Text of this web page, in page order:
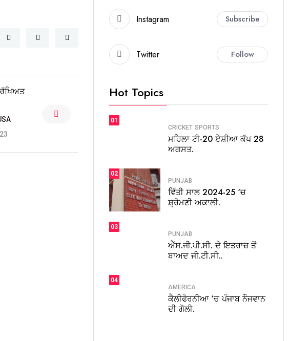
Instagram Subscribe
Twitter Follow
Hot Topics
01
CRICKET SPORTS
ਮਹਿਲਾ ਟੀ-20 ਏਸ਼ੀਆ ਕੱਪ 28
ਅਗਸਤ.
02
PUNJAB
ਵਿੱਤੀ ਸਾਲ 2024-25 ‘ਚ
ਸ਼੍ਰੋਮਣੀ ਅਕਾਲੀ.
03
PUNJAB
ਐੱਸ.ਜੀ.ਪੀ.ਸੀ. ਦੇ ਇਤਰਾਜ਼ ਤੋਂ
ਬਾਅਦ ਜੀ.ਟੀ.ਸੀ..
04
AMERICA
ਕੈਲੀਫੋਰਨੀਆ ‘ਚ ਪੰਜਾਬ ਨੌਜਵਾਨ
ਦੀ ਗੋਲੀ.